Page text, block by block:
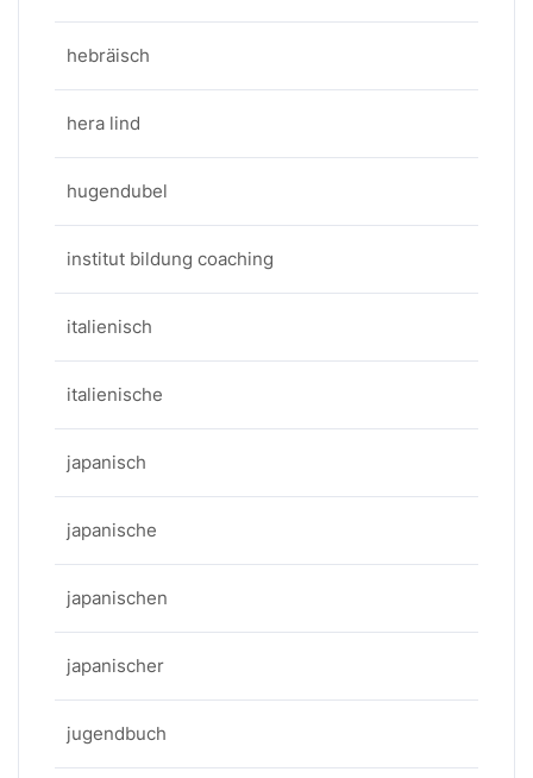
hebräisch
hera lind
hugendubel
institut bildung coaching
italienisch
italienische
japanisch
japanische
japanischen
japanischer
jugendbuch